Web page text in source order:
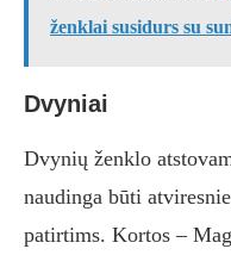
ženklai susidurs su
Dvyniai
Dvynių ženklo
naudinga būti
patirtims. Kortos –